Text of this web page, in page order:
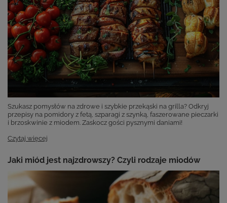
Szukasz pomysłów na zdrowe i szybkie przekąski na grilla? Odkryj
przepisy na pomidory z fetą, szparagi z szynką, faszerowane pieczarki
i brzoskwinie z miodem. Zaskocz gości pysznymi daniami!
Czytaj więcej
Jaki miód jest najzdrowszy? Czyli rodzaje miodów